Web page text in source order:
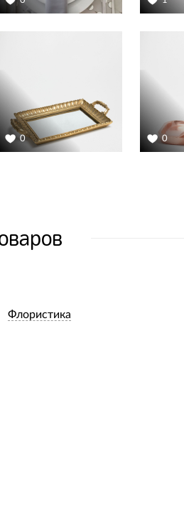
0 0
Флористика